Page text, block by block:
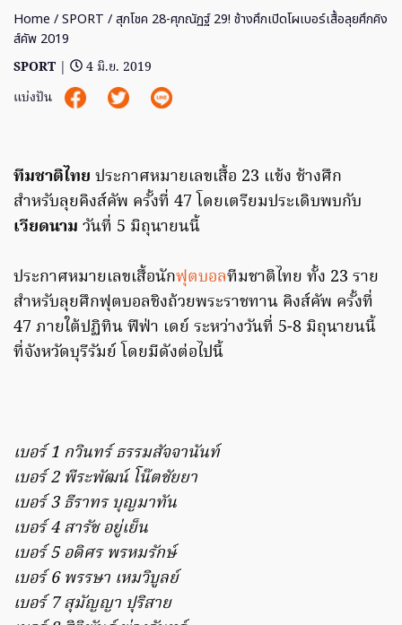
Home /SPORT / สุภโชค 28-ศุภณัฏฐ์ 29! ช้างศึกเปิดโผเบอร์เสื้อลุยศึกคิง
ส์คัพ 2019
SPORT |
4 มิ.ย. 2019
แบ่งปัน
ทีมชาติไทย ประกาศหมายเลขเสื้อ 23 แข้ง ช้างศึก
สำหรับลุยคิงส์คัพ ครั้งที่ 47 โดยเตรียมประเดิบพบกับ
เวียดนาม วันที่ 5 มิถุนายนนี้
ประกาศหมายเลขเสื้อนักฟุตบอลทีมชาติไทย ทั้ง 23 ราย
สำหรับลุยศึกฟุตบอลชิงถ้วยพระราชทาน คิงส์คัพ ครั้งที่
47 ภายใต้ปฏิทิน ฟีฟ่า เดย์ ระหว่างวันที่ 5-8 มิถุนายนนี้
ที่จังหวัดบุรีรัมย์ โดยมีดังต่อไปนี้
เบอร์ 1 กวินทร์ ธรรมสัจจานันท์
เบอร์ 2 พีระพัฒน์ โน๊ตชัยยา
เบอร์ 3 ธีราทร บุญมาทัน
เบอร์ 4 สารัช อยู่เย็น
เบอร์ 5 อดิศร พรหมรักษ์
เบอร์ 6 พรรษา เหมวิบูลย์
เบอร์ 7 สุมัญญา ปุริสาย